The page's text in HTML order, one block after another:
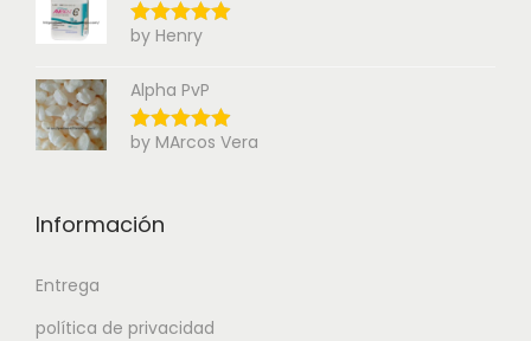
by Henry
Alpha PvP
by MArcos Vera
Información
Entrega
política de privacidad